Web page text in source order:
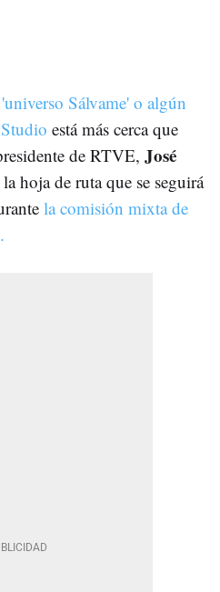
Sálvame' o algún
está más cerca que
de RTVE, José
hoja de ruta que se seguirá
la comisión mixta de